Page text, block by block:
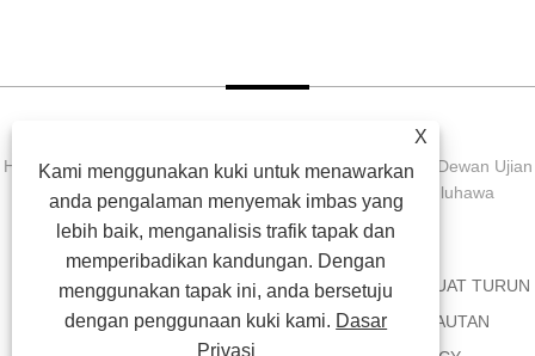
Hak Cipta © 2022 Symor Instrument Equipment Co., Ltd. Dewan Ujian
Alam Sekitar, Kabinet Kering Elektronik, Bilik Ujian Luluhawa
RUMAH TENTANG KITA PRODUK BERITA
MUAT TURUN
HANTAR PERTANYAAN
HUBUNGI KAMI
PAUTAN
X
Kami menggunakan kuki untuk menawarkan
anda pengalaman menyemak imbas yang
lebih baik, menganalisis trafik tapak dan
memperibadikan kandungan. Dengan
menggunakan tapak ini, anda bersetuju
dengan penggunaan kuki kami. Dasar
Privasi